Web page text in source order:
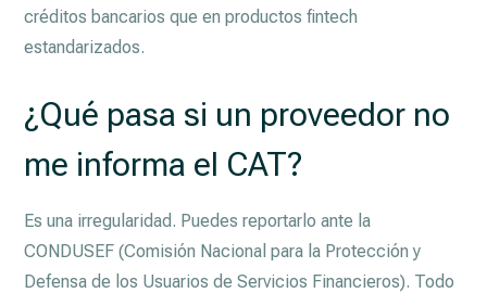
créditos bancarios que en productos fintech
estandarizados.
¿Qué pasa si un proveedor no
me informa el CAT?
Es una irregularidad. Puedes reportarlo ante la
CONDUSEF (Comisión Nacional para la Protección y
Defensa de los Usuarios de Servicios Financieros). Todo